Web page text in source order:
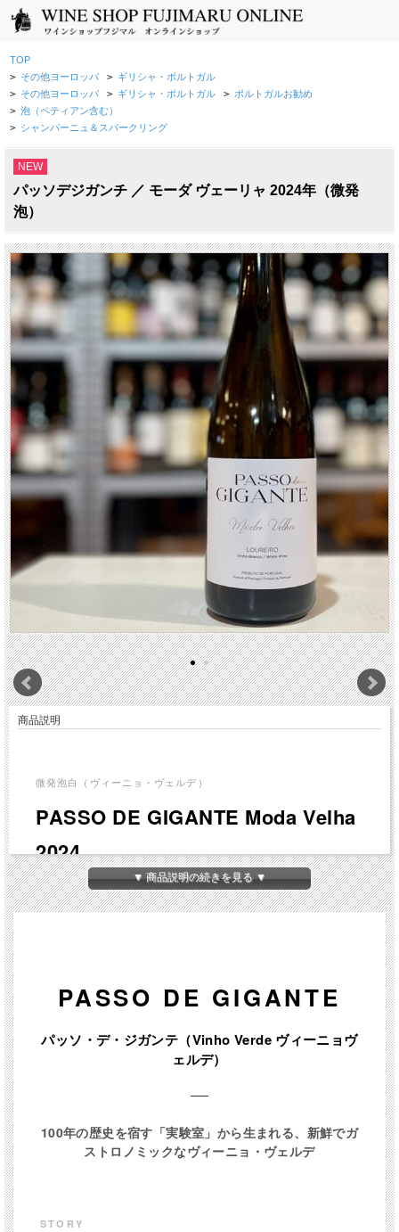
TOP
> その他ヨーロッパ > ギリシャ・ポルトガル
> その他ヨーロッパ > ギリシャ・ポルトガル > ポルトガルお勧め
> 泡（ペティアン含む）
> シャンパーニュ＆スパークリング
NEW
パッソデジガンチ ／ モーダ ヴェーリャ 2024年（微発
泡）
商品説明
微発泡白（ヴィーニョ・ヴェルデ）
PASSO DE GIGANTE Moda Velha
2024
パッソデジガンチ ／ モーダ ヴェーリャ
【大西洋の冷涼な風 × 水はけが良すぎる花崗岩土壌】
大西洋からの冷たい海風がカヴァド川の谷を伝って畑に
届くことで、ブドウに豊かなみずみずしさと綺麗な酸を
残します。栄養の少ない過酷な花崗岩に深く根を張るこ
とで生まれる、心地よい塩気を感じる緊張感（ミネラル
感）が魅力です。くっきりとした泡立ちを楽しむため
爽やかなアロマと共にお楽しみください。
▼ 商品説明の続きを見る ▼
PASSO DE GIGANTE
パッソ・デ・ジガンテ（Vinho Verde ヴィーニョヴ
ェルデ）
100年の歴史を宿す「実験室」から生まれる、新鮮でガ
ストロノミックなヴィーニョ・ヴェルデ
STORY